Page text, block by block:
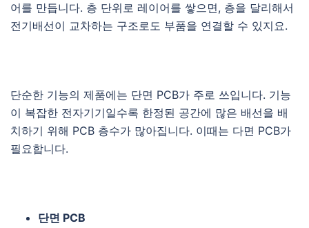
어를 만듭니다. 층 단위로 레이어를 쌓으면, 층을 달리해서
전기배선이 교차하는 구조로도 부품을 연결할 수 있지요.
단순한 기능의 제품에는 단면 PCB가 주로 쓰입니다. 기능
이 복잡한 전자기기일수록 한정된 공간에 많은 배선을 배
치하기 위해 PCB 층수가 많아집니다. 이때는 다면 PCB가
필요합니다.
단면 PCB